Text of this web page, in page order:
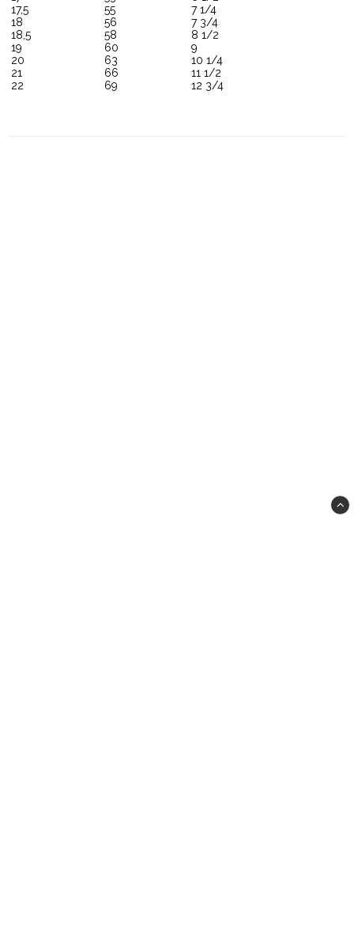
17,5
55
7 1/4
18
56
7 3/4
18,5
58
8 1/2
19
60
9
20
63
10 1/4
21
66
11 1/2
22
69 12 3/4